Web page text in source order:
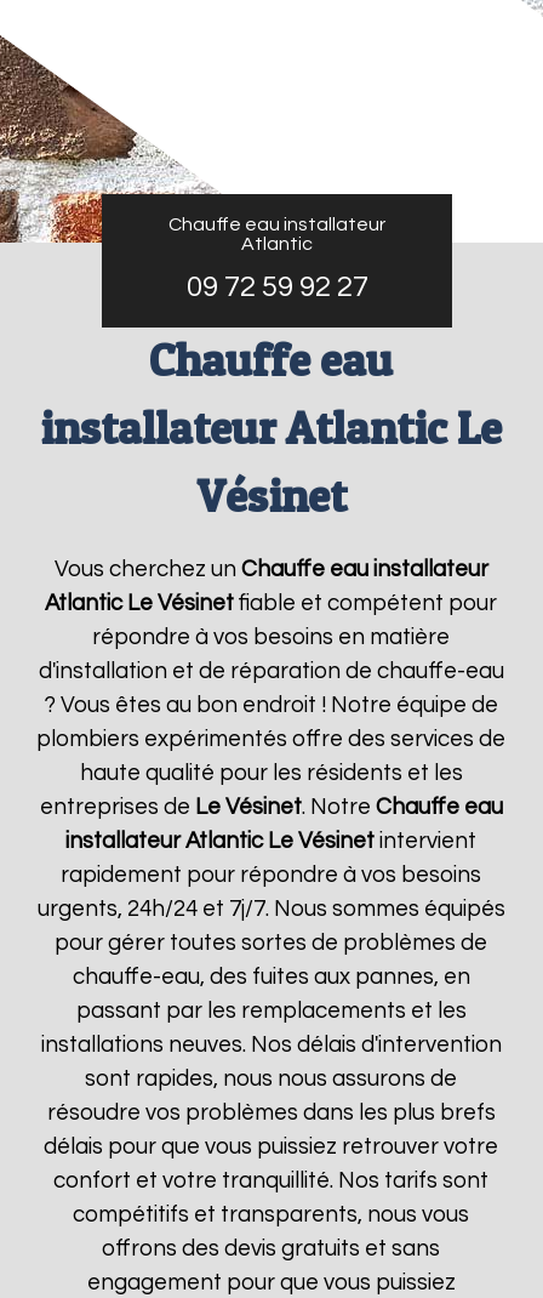
Chauffe eau installateur
Atlantic
09 72 59 92 27
Chauffe eau
installateur Atlantic Le
Vésinet
Vous cherchez un Chauffe eau installateur
Atlantic Le Vésinet fiable et compétent pour
répondre à vos besoins en matière
d'installation et de réparation de chauffe-eau
? Vous êtes au bon endroit ! Notre équipe de
plombiers expérimentés offre des services de
haute qualité pour les résidents et les
entreprises de Le Vésinet. Notre Chauffe eau
installateur Atlantic Le Vésinet intervient
rapidement pour répondre à vos besoins
urgents, 24h/24 et 7j/7. Nous sommes équipés
pour gérer toutes sortes de problèmes de
chauffe-eau, des fuites aux pannes, en
passant par les remplacements et les
installations neuves. Nos délais d'intervention
sont rapides, nous nous assurons de
résoudre vos problèmes dans les plus brefs
délais pour que vous puissiez retrouver votre
confort et votre tranquillité. Nos tarifs sont
compétitifs et transparents, nous vous
offrons des devis gratuits et sans
engagement pour que vous puissiez